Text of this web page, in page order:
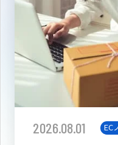
2026.08.01 EC